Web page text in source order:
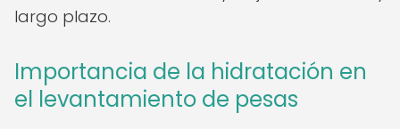
largo plazo.
Importancia de la hidratación en
el levantamiento de pesas